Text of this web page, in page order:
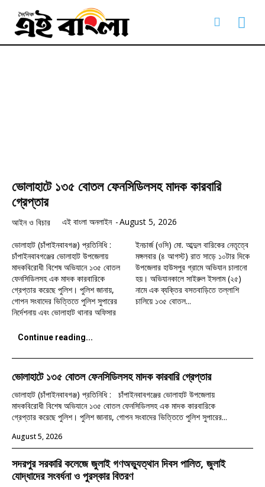
ভোলাহাটে ১৩৫ বোতল ফেনসিডিলসহ মাদক কারবারি
গ্রেপ্তার
আইন ও বিচার এই বাংলা অনলাইন -August 5, 2026
ভোলাহাট (চাঁপাইনবাবগঞ্জ) প্রতিনিধি :
চাঁপাইনবাবগঞ্জের ভোলাহাট উপজেলায়
মাদকবিরোধী বিশেষ অভিযানে ১৩৫ বোতল
ফেনসিডিলসহ এক মাদক কারবারিকে
গ্রেপ্তার করেছে পুলিশ। পুলিশ জানায়,
গোপন সংবাদের ভিত্তিতে পুলিশ সুপারের
নির্দেশনায় এবং ভোলাহাট থানার অফিসার
ইনচার্জ (ওসি) মো. আব্দুল বারিকের নেতৃত্বে
মঙ্গলবার (৪ আগস্ট) রাত সাড়ে ১০টার দিকে
উপজেলার হাউসপুর গ্রামে অভিযান চালানো
হয়। অভিযানকালে সাইরুল ইসলাম (২৫)
নামে এক ব্যক্তির বসতবাড়িতে তল্লাশি
চালিয়ে ১৩৫ বোতল...
Continue reading...
ভোলাহাটে ১৩৫ বোতল ফেনসিডিলসহ মাদক কারবারি গ্রেপ্তার
ভোলাহাট (চাঁপাইনবাবগঞ্জ) প্রতিনিধি : চাঁপাইনবাবগঞ্জের ভোলাহাট উপজেলায়
মাদকবিরোধী বিশেষ অভিযানে ১৩৫ বোতল ফেনসিডিলসহ এক মাদক কারবারিকে
গ্রেপ্তার করেছে পুলিশ। পুলিশ জানায়, গোপন সংবাদের ভিত্তিতে পুলিশ সুপারের...
August 5, 2026
সদরপুর সরকারি কলেজে জুলাই গণঅভ্যুত্থান দিবস পালিত, জুলাই
যোদ্ধাদের সংবর্ধনা ও পুরস্কার বিতরণ